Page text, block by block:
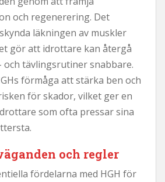
och regenerering. Det
läkningen av muskler
gör att idrottare kan återgå
tävlingsrutiner snabbare.
förmåga att stärka ben och
för skador, vilket ger en
som ofta pressar sina
och regler
fördelarna med HGH för